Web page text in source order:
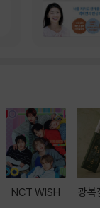
NCT WISH 광복